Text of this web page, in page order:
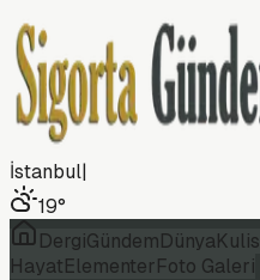
İstanbul|
19°
DergiGündemDünyaKulis
HayatElementerFoto Galeri